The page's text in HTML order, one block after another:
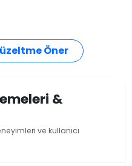
Öner
&
ve kullanıcı